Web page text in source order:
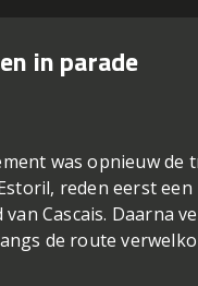
in parade
was opnieuw de
reden eerst
Cascais. Daarna
de route